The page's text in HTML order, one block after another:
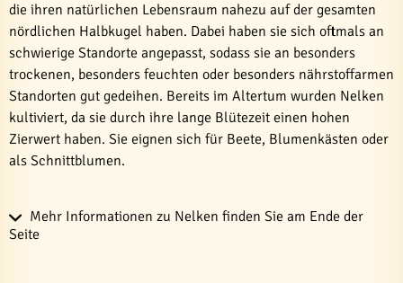
die ihren natürlichen Lebensraum nahezu auf der gesamten
nördlichen Halbkugel haben. Dabei haben sie sich oftmals an
schwierige Standorte angepasst, sodass sie an besonders
trockenen, besonders feuchten oder besonders nährstoffarmen
Standorten gut gedeihen. Bereits im Altertum wurden Nelken
kultiviert, da sie durch ihre lange Blütezeit einen hohen
Zierwert haben. Sie eignen sich für Beete, Blumenkästen oder
als Schnittblumen.
Mehr Informationen zu Nelken finden Sie am Ende der
Seite